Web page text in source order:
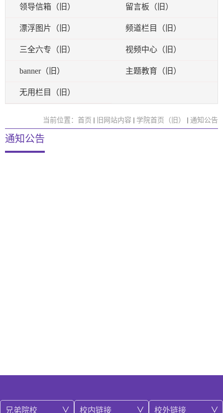
领导信箱（旧） 留言板（旧）
漂浮图片（旧） 频道栏目（旧）
三全六专（旧） 视频中心（旧）
banner（旧） 主题教育（旧）
无用栏目（旧）
当前位置： 首页 旧网站内容 学院首页（旧） 通知公告
通知公告
兄弟院校 校内链接 校外链接